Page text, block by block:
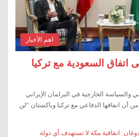
اهم الأخبار
اتفاق السعودية مع تركيا
والسياسة الخارجية في البرلمان الإيراني
أن اتفاقها الدفاعي مع تركيا وباكستان “لن
اتفاقية مكة لا تستهدف أي دولة